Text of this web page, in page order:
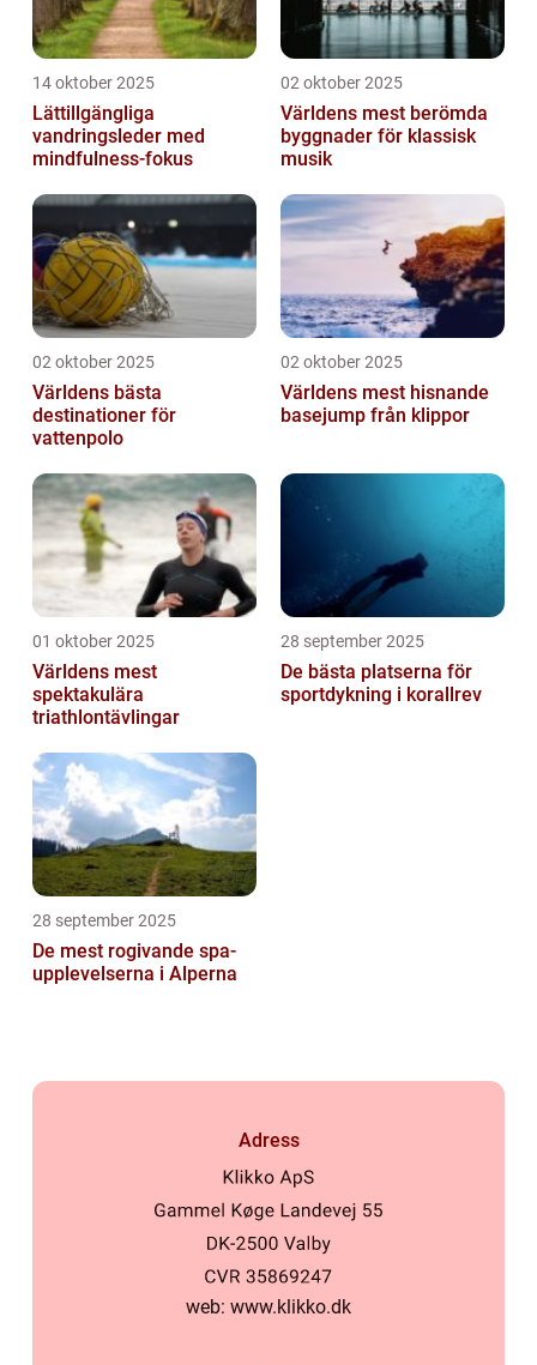
14 oktober 2025
Lättillgängliga
vandringsleder med
mindfulness-fokus
02 oktober 2025
Världens mest berömda
byggnader för klassisk
musik
02 oktober 2025
Världens bästa
destinationer för
vattenpolo
02 oktober 2025
Världens mest hisnande
basejump från klippor
01 oktober 2025
Världens mest
spektakulära
triathlontävlingar
28 september 2025
De bästa platserna för
sportdykning i korallrev
28 september 2025
De mest rogivande spa-
upplevelserna i Alperna
Adress
web: www.klikko.dk